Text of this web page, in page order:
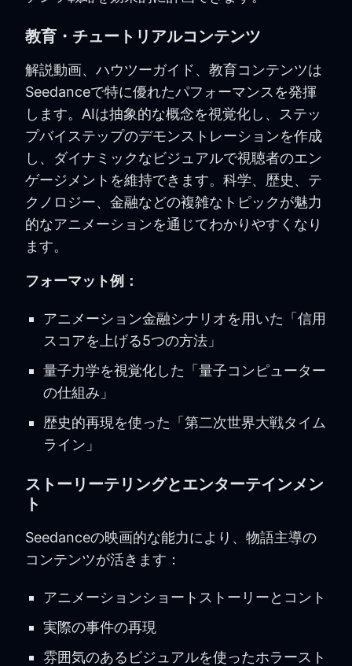
教育・チュートリアルコンテンツ
解説動画、ハウツーガイド、教育コンテンツは
Seedanceで特に優れたパフォーマンスを発揮
します。AIは抽象的な概念を視覚化し、ステッ
プバイステップのデモンストレーションを作成
し、ダイナミックなビジュアルで視聴者のエン
ゲージメントを維持できます。科学、歴史、テ
クノロジー、金融などの複雑なトピックが魅力
的なアニメーションを通じてわかりやすくなり
ます。
フォーマット例：
アニメーション金融シナリオを用いた「信用
スコアを上げる5つの方法」
量子力学を視覚化した「量子コンピューター
の仕組み」
歴史的再現を使った「第二次世界大戦タイム
ライン」
ストーリーテリングとエンターテインメン
ト
Seedanceの映画的な能力により、物語主導の
コンテンツが活きます：
アニメーションショートストーリーとコント
実際の事件の再現
雰囲気のあるビジュアルを使ったホラースト